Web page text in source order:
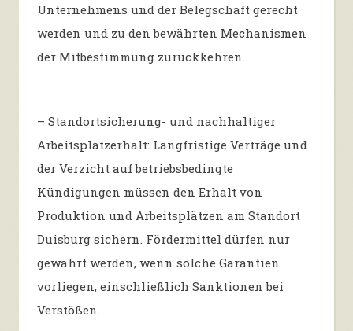
Unternehmens und der Belegschaft gerecht
werden und zu den bewährten Mechanismen
der Mitbestimmung zurückkehren.
– Standortsicherung- und nachhaltiger
Arbeitsplatzerhalt: Langfristige Verträge und
der Verzicht auf betriebsbedingte
Kündigungen müssen den Erhalt von
Produktion und Arbeitsplätzen am Standort
Duisburg sichern. Fördermittel dürfen nur
gewährt werden, wenn solche Garantien
vorliegen, einschließlich Sanktionen bei
Verstößen.